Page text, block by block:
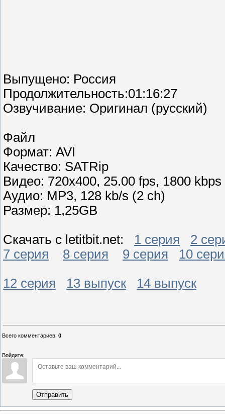
Выпущено: Россия
Продолжительность:01:16:27
Озвучивание: Оригинал (русский)
Файл
Формат: AVI
Качество: SATRip
Видео: 720x400, 25.00 fps, 1800 kbps
Аудио: MP3, 128 kb/s (2 ch)
Размер: 1,25GB
Скачать с letitbit.net: 1 серия
2
7 серия
8 серия 9 серия 10
12 серия 13 выпуск 14 выпуск
Всего комментариев: 0
Войдите:
Отправить